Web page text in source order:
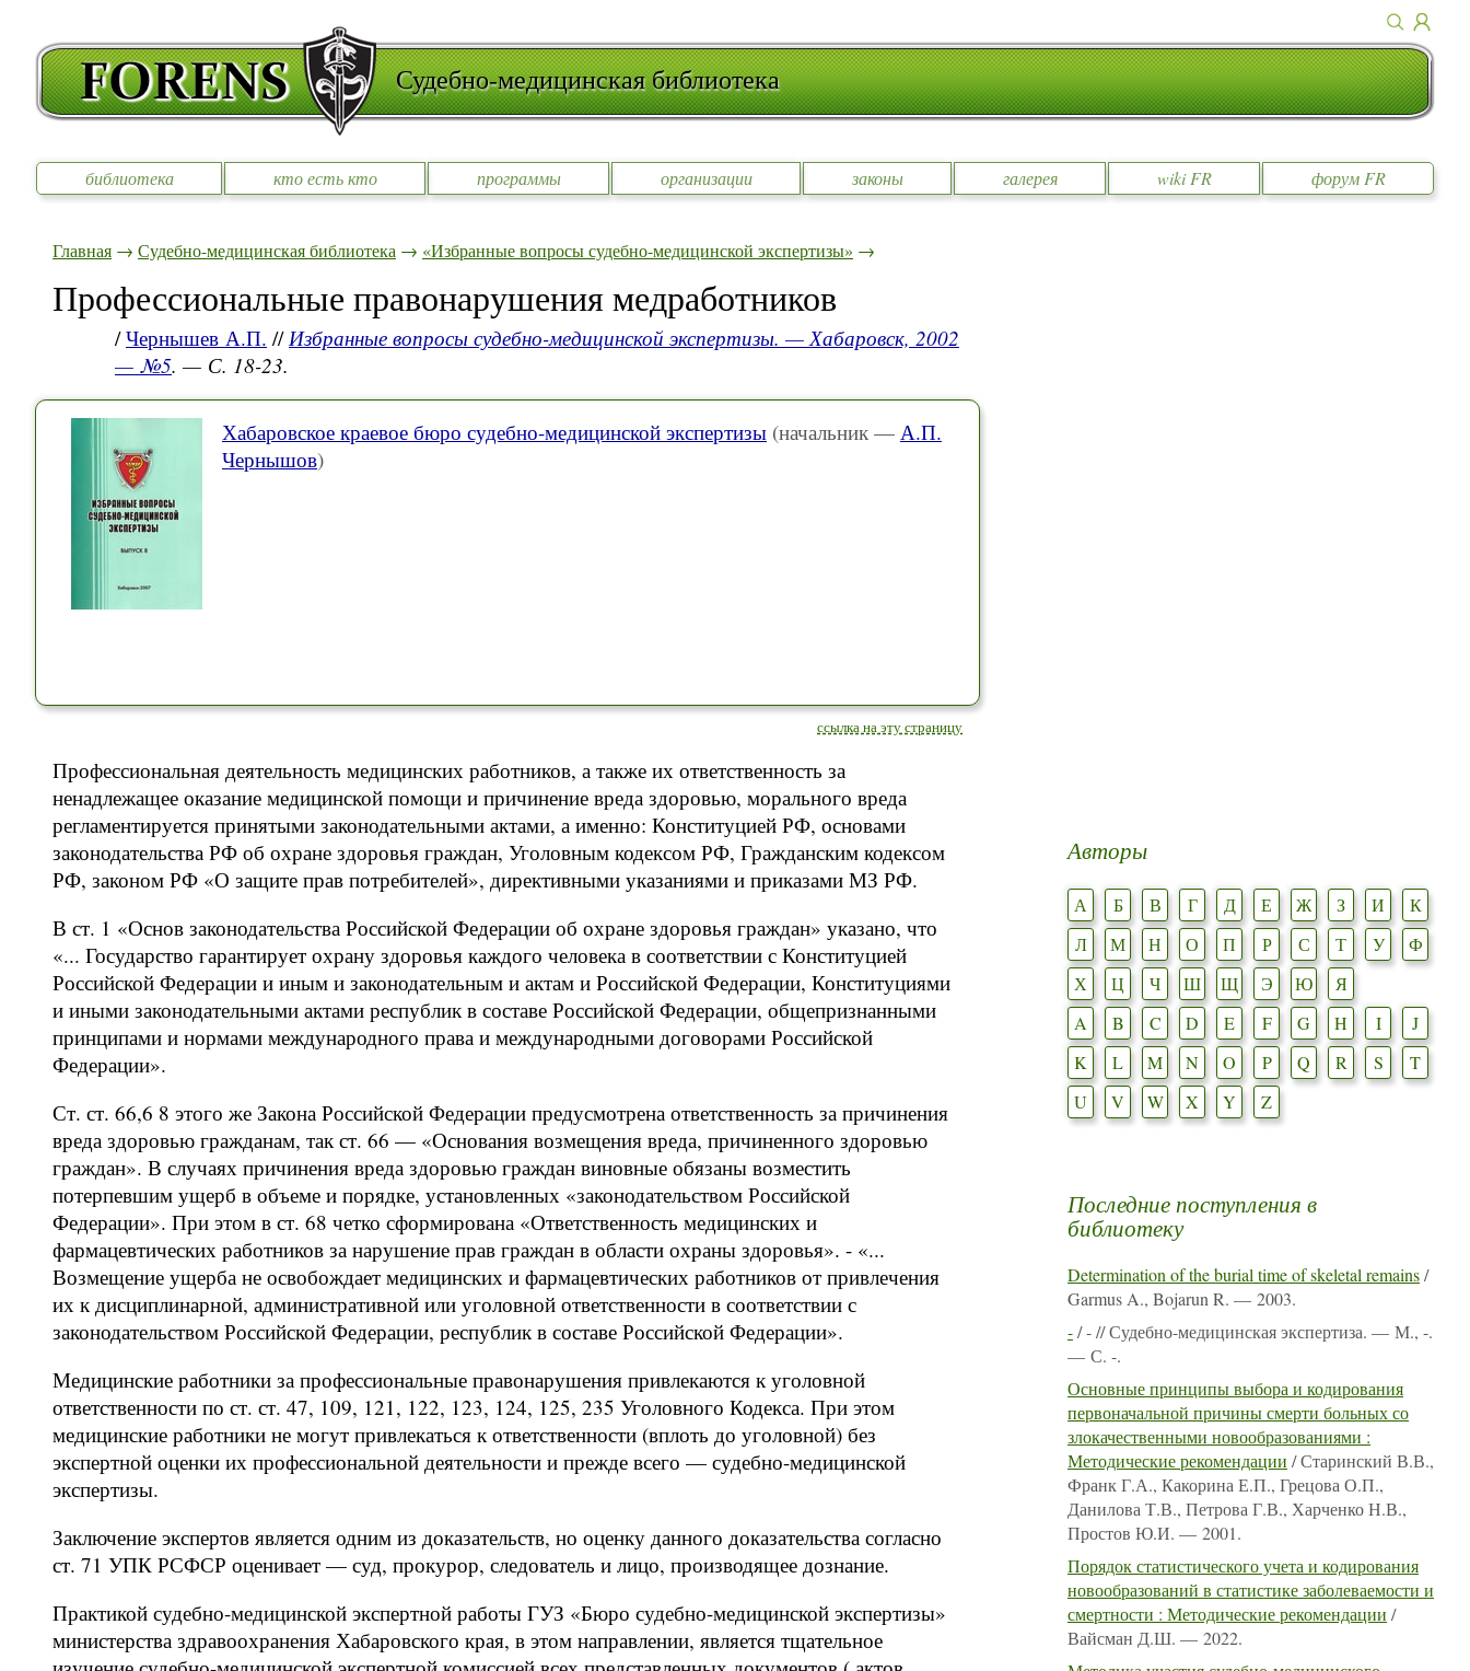
Судебно-медицинская библиотека
библиотека кто есть кто программы организации законы галерея wiki FR форум FR
Главная → Судебно-медицинская библиотека → «Избранные вопросы судебно-медицинской экспертизы» →
Профессиональные правонарушения медработников
/Чернышев А.П. //Избранные вопросы судебно-медицинской экспертизы. — Хабаровск, 2002
— №5. — С. 18-23.
Хабаровское краевое бюро судебно-медицинской экспертизы (начальник — А.П.
Чернышов)
ссылка на эту страницу
Профессиональная деятельность медицинских работников, а также их ответственность за
ненадлежащее оказание медицинской помощи и причинение вреда здоровью, морального вреда
регламентируется принятыми законодательными актами, а именно: Конституцией РФ, основами
законодательства РФ об охране здоровья граждан, Уголовным кодексом РФ, Гражданским кодексом
РФ, законом РФ «О защите прав потребителей», директивными указаниями и приказами МЗ РФ.
В ст. 1 «Основ законодательства Российской Федерации об охране здоровья граждан» указано, что
«... Государство гарантирует охрану здоровья каждого человека в соответствии с Конституцией
Российской Федерации и иным и законодательным и актам и Российской Федерации, Конституциями
и иными законодательными актами республик в составе Российской Федерации, общепризнанными
принципами и нормами международного права и международными договорами Российской
Федерации».
Ст. ст. 66,6 8 этого же Закона Российской Федерации предусмотрена ответственность за причинения
вреда здоровью гражданам, так ст. 66 — «Основания возмещения вреда, причиненного здоровью
граждан». В случаях причинения вреда здоровью граждан виновные обязаны возместить
потерпевшим ущерб в объеме и порядке, установленных «законодательством Российской
Федерации». При этом в ст. 68 четко сформирована «Ответственность медицинских и
фармацевтических работников за нарушение прав граждан в области охраны здоровья». - «...
Возмещение ущерба не освобождает медицинских и фармацевтических работников от привлечения
их к дисциплинарной, административной или уголовной ответственности в соответствии с
законодательством Российской Федерации, республик в составе Российской Федерации».
Медицинские работники за профессиональные правонарушения привлекаются к уголовной
ответственности по ст. ст. 47, 109, 121, 122, 123, 124, 125, 235 Уголовного Кодекса. При этом
медицинские работники не могут привлекаться к ответственности (вплоть до уголовной) без
экспертной оценки их профессиональной деятельности и прежде всего — судебно-медицинской
экспертизы.
Заключение экспертов является одним из доказательств, но оценку данного доказательства согласно
ст. 71 УПК РСФСР оценивает — суд, прокурор, следователь и лицо, производящее дознание.
Практикой судебно-медицинской экспертной работы ГУЗ «Бюро судебно-медицинской экспертизы»
министерства здравоохранения Хабаровского края, в этом направлении, является тщательное
Авторы
А Б В Г Д Е Ж З И
К
Л
М Н О П Р С Т У
Ф
Х
Ц Ч Ш Щ Э Ю
Я
A
B C D E F G H I
J
K
L M N O P Q R S
T
U
V W X Y Z
Последние поступления в
библиотеку
Determination of the burial time of skeletal remains/
Garmus A., Bojarun R. — 2003.
-/ - // Судебно-медицинская экспертиза. — М., -.
— С. -.
Основные принципы выбора и кодирования
первоначальной причины смерти больных со
злокачественными новообразованиями :
Методические рекомендации / Старинский В.В.,
Франк Г.А., Какорина Е.П., Грецова О.П.,
Данилова Т.В., Петрова Г.В., Харченко Н.В.,
Простов Ю.И. — 2001.
Порядок статистического учета и кодирования
новообразований в статистике заболеваемости и
смертности : Методические рекомендации /
Вайсман Д.Ш. — 2022.